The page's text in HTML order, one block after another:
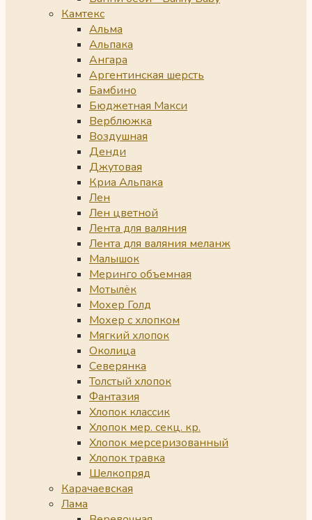
Камтекс
Альма
Альпака
Ангара
Аргентинская шерсть
Бамбино
Бюджетная Макси
Верблюжка
Воздушная
Денди
Джутовая
Криа Альпака
Лен
Лен цветной
Лента для валяния
Лента для валяния меланж
Малышок
Меринго объемная
Мотылёк
Мохер Голд
Мохер с хлопком
Мягкий хлопок
Околица
Северянка
Толстый хлопок
Фантазия
Хлопок классик
Хлопок мер. секц. кр.
Хлопок мерсеризованный
Хлопок травка
Шелкопряд
Карачаевская
Лама